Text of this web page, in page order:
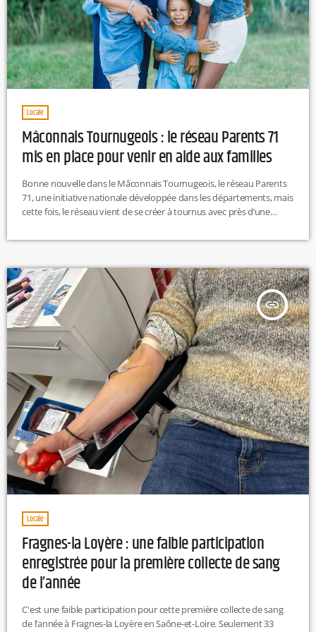
Locale
Mâconnais Tournugeois : le réseau Parents 71
mis en place pour venir en aide aux familles
Bonne nouvelle dans le Mâconnais Tournugeois, le réseau Parents
71, une initiative nationale développée dans les départements, mais
cette fois, le réseau vient de se créer à tournus avec près d’une
d’aider les familles et proposer des évènements à leur destination.
insert_link
Locale
Fragnes-la Loyère : une faible participation
enregistrée pour la première collecte de sang
de l’année
C'est une faible participation pour cette première collecte de sang
de l’année à Fragnes-la Loyère en Saône-et-Loire. Seulement 33